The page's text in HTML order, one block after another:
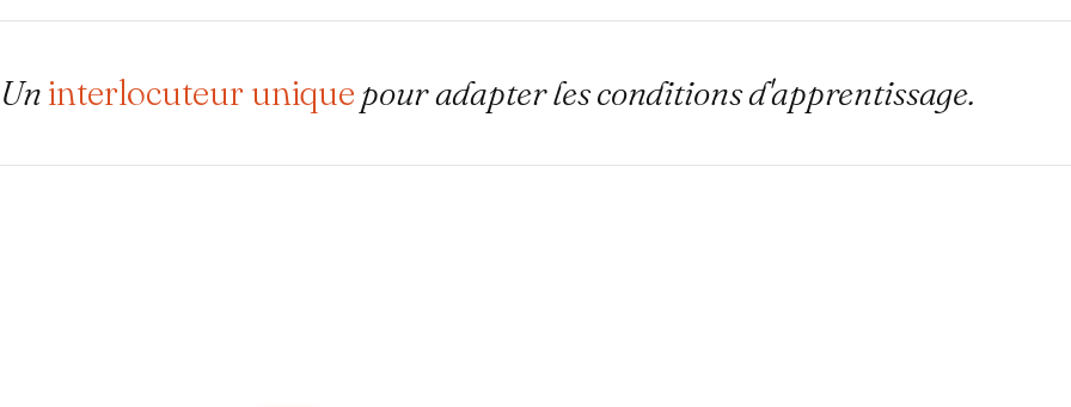
Un interlocuteur unique pour adapter les conditions d'apprentissage.